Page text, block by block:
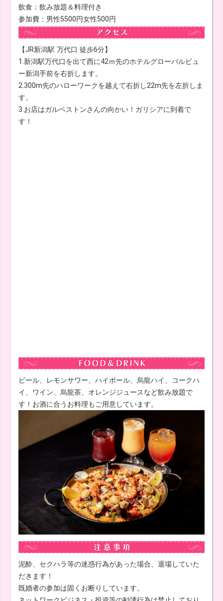
飲食：飲み放題＆料理付き
参加費：男性5500円女性500円
【JR新潟駅 万代口 徒歩6分】
1.新潟駅万代口を出て西に42ｍ先のホテルグローバルビュ
ー新潟手前を右折します。
2.300m先のハローワークを越えて右折し22m先を左折しま
す。
3.お店はガルベストンさんの向かい！ガリシアに到着で
す！
ビール、レモンサワー、ハイボール、烏龍ハイ、コークハ
イ、ワイン、烏龍茶、オレンジジュースなど飲み放題で
す！お酒に合うお料理もご用意しています。
泥酔、セクハラ等の迷惑行為があった場合、退場していた
だきます！
既婚者の参加は固くお断りしています。